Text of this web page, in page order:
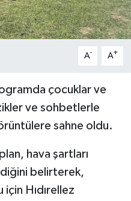
A- A+
çocuklar ve
ve sohbetlerle
sahne oldu.
hava şartları
belirterek,
Hıdırellez